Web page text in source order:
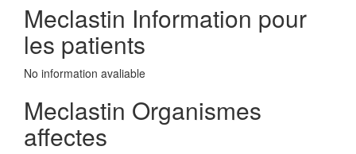
Meclastin Information pour
les patients
No information avaliable
Meclastin Organismes
affectes